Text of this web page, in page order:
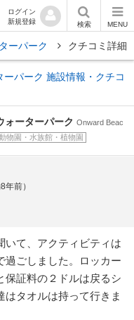
ログイン
新規登録
検索 MENU
ーパーク クチコミ詳細
パーク 施設情報・クチコ
ォーターパーク Onward Beac
物園・水族館・植物園
前）
いて、アクティビティは
過ごしました。ロッカー
保証料の２ドルは戻るシ
はタオルは持って行きま